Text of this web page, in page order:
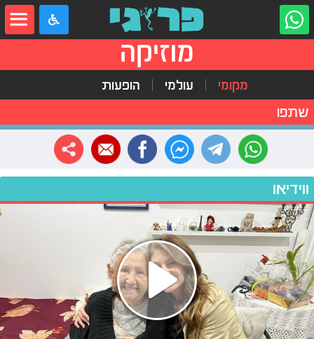
מוזיקה
מקומי עולמי הופעות
שתפו
ווידיאו